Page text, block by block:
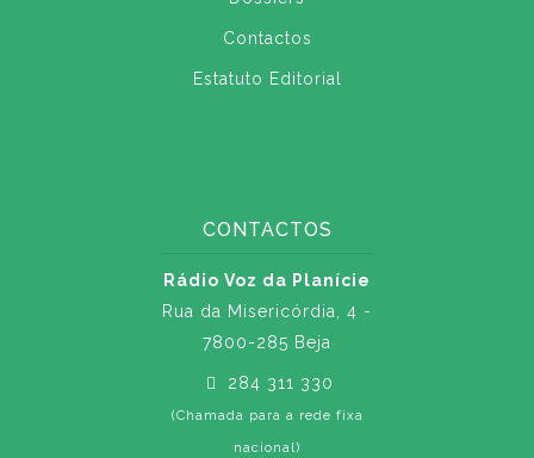
Contactos
Estatuto Editorial
CONTACTOS
Rádio Voz da Planície
Rua da Misericórdia, 4 -
7800-285 Beja
284 311 330
(Chamada para a rede fixa
nacional)